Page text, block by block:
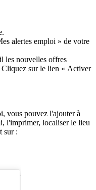
alertes emploi » de votre
les nouvelles offres
Cliquez sur le lien « Activer
vous pouvez l'ajouter à
l'imprimer, localiser le lieu
sur :